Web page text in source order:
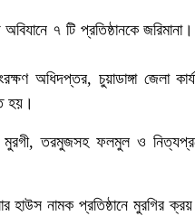
৭ টি প্রতিষ্ঠানকে
অধিদপ্তর, চুয়াডাঙ্গা জেলা
হয়।
মুরগী, তরমুজসহ ফলমুল ও
হাউস নামক প্রতিষ্ঠানে মুরগির